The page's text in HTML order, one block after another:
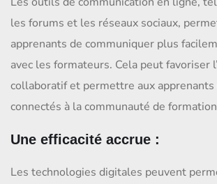
les forums et les réseaux sociaux,
apprenants de communiquer plus
avec les formateurs. Cela peut favoriser
collaboratif et permettre aux
connectés à la communauté de
Une efficacité accrue :
Les technologies digitales peuvent